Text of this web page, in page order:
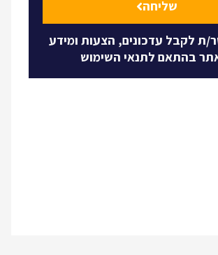
ת לקבל עדכונים, הצעות ומידע
בהתאם לתנאי השימוש
שליחה